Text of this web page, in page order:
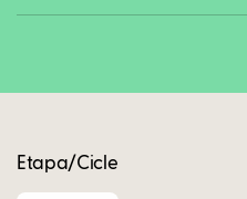
Etapa/Cicle